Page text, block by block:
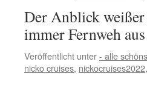
von
der
Seine
Der Anblick
immer Fernweh
Veröffentlicht unter- alle
nicko cruises, nickocruises2022,